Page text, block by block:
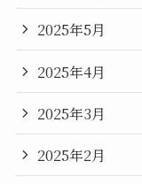
2025年5月
2025年4月
2025年3月
2025年2月